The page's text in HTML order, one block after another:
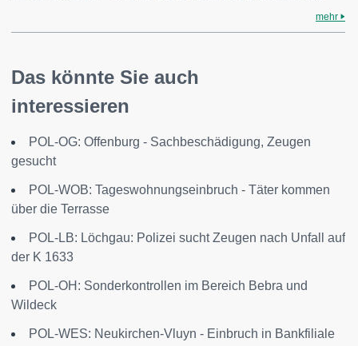
mehr
Das könnte Sie auch
interessieren
POL-OG: Offenburg - Sachbeschädigung, Zeugen
gesucht
POL-WOB: Tageswohnungseinbruch - Täter kommen
über die Terrasse
POL-LB: Löchgau: Polizei sucht Zeugen nach Unfall auf
der K 1633
POL-OH: Sonderkontrollen im Bereich Bebra und
Wildeck
POL-WES: Neukirchen-Vluyn - Einbruch in Bankfiliale